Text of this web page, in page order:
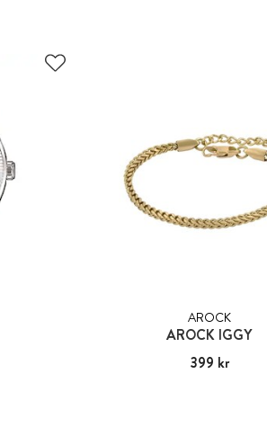
AROCK
AROCK IGGY
Pris:399 kr
399 kr